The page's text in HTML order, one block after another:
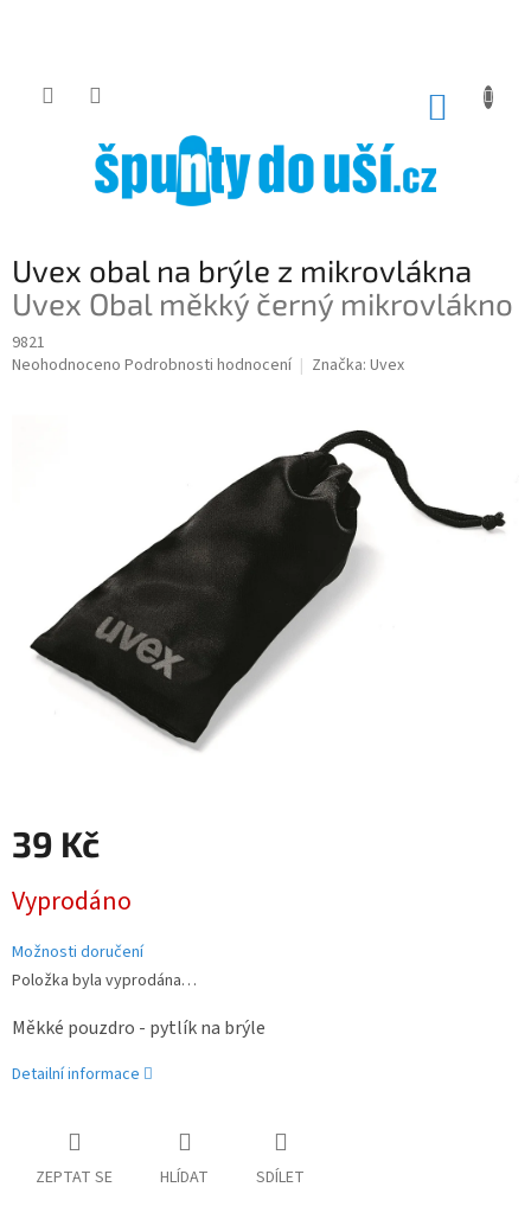
Uvex obal na brýle z mikrovlákna
Uvex Obal měkký černý mikrovlákno
9821
Průměrné
Neohodnoceno Podrobnosti hodnocení Značka: Uvex
39 Kč
cena:
Vyprodáno
Možnosti doručení
Položka byla vyprodána…
Měkké pouzdro - pytlík na brýle
Detailní informace
ZEPTAT SE HLÍDAT SDÍLET